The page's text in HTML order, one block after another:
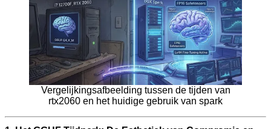
Vergelijkingsafbeelding tussen de tijden van
rtx2060 en het huidige gebruik van spark